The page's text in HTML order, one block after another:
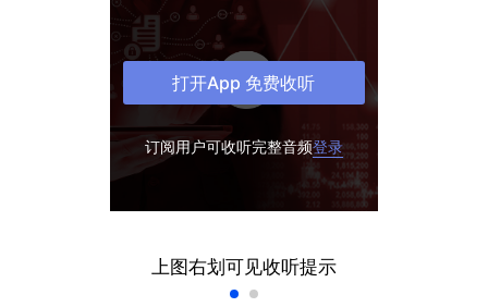
订阅用户可收听完整音频登录
打开App 免费收听
上图右划可见收听提示